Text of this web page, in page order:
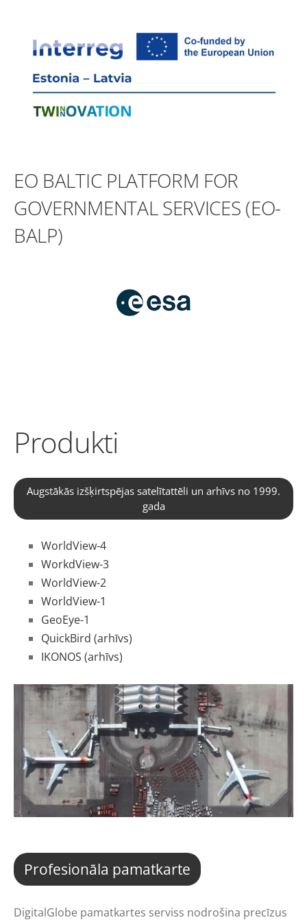
EO BALTIC PLATFORM FOR
GOVERNMENTAL SERVICES (EO-
BALP)
Produkti
Augstākās izšķirtspējas satelītattēli un arhīvs no 1999.
gada
WorldView-4
WorkdView-3
WorldView-2
WorldView-1
GeoEye-1
QuickBird (arhīvs)
IKONOS (arhīvs)
Profesionāla pamatkarte
DigitalGlobe pamatkartes serviss nodrošina precīzus